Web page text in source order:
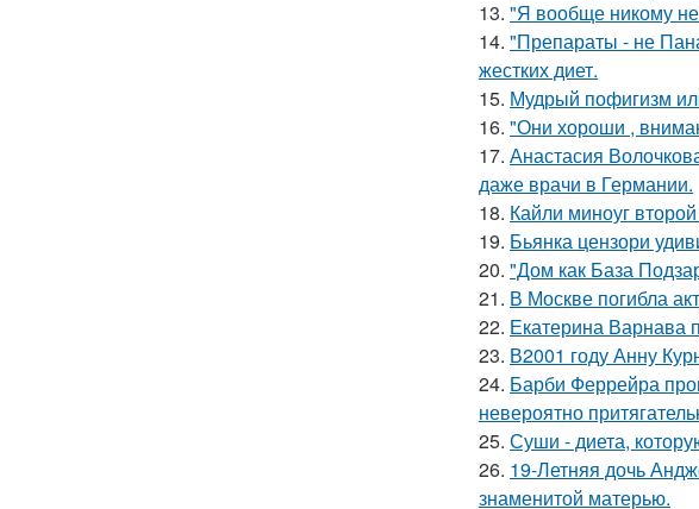
13. "Я вообще никому
14. "Препараты - не
жестких диет.
15. Мудрый пофигизм
16. "Они хороши ,
17. Анастасия
даже врачи в Германии.
18. Кайли миноуг
19. Бьянка цензори
20. "Дом как База
21. В Москве погибла
22. Екатерина Варнава
23. В2001 году Анну
24. Барби Феррейра
невероятно
25. Суши - диета,
26. 19-Летняя дочь
знаменитой матерью.